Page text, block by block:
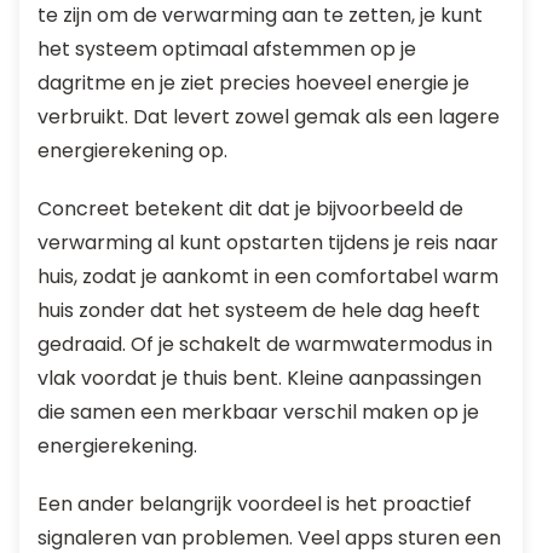
te zijn om de verwarming aan te zetten, je kunt
het systeem optimaal afstemmen op je
dagritme en je ziet precies hoeveel energie je
verbruikt. Dat levert zowel gemak als een lagere
energierekening op.
Concreet betekent dit dat je bijvoorbeeld de
verwarming al kunt opstarten tijdens je reis naar
huis, zodat je aankomt in een comfortabel warm
huis zonder dat het systeem de hele dag heeft
gedraaid. Of je schakelt de warmwatermodus in
vlak voordat je thuis bent. Kleine aanpassingen
die samen een merkbaar verschil maken op je
energierekening.
Een ander belangrijk voordeel is het proactief
signaleren van problemen. Veel apps sturen een